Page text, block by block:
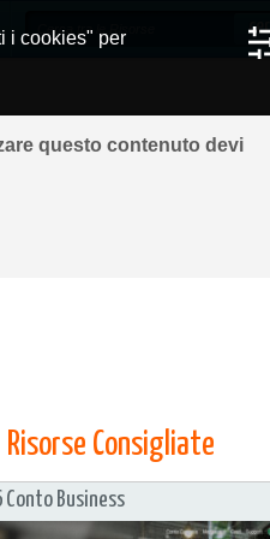
questo contenuto devi
ovunque grazie a
Risorse Consigliate
Conto Business
i cookies" per